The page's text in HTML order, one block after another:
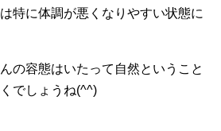
特に体調が悪くなりやすい状態に
の容態はいたって自然ということ
でしょうね(^^)